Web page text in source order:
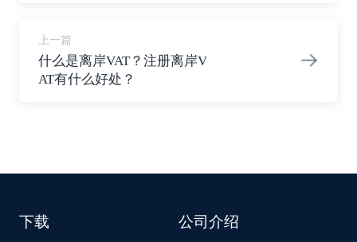
上一篇
什么是离岸VAT？注册离岸V
AT有什么好处？
下载 公司介绍